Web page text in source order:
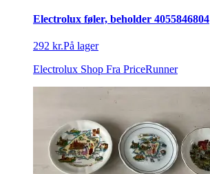
Electrolux føler, beholder 4055846804
292 kr.På lager
Electrolux Shop Fra PriceRunner